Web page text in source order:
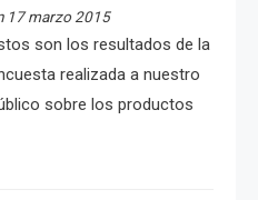
17 marzo 2015
son los resultados de la
realizada a nuestro
sobre los productos